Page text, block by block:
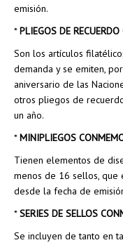
emisión.
*PLIEGOS DE
Son los artículos
demanda y se emiten,
aniversario de las
otros pliegos de
un año.
*MINIPLIEGOS
Tienen elementos de
menos de 16 sellos, que
desde la fecha de
*SERIES DE SELLOS
Se incluyen de tanto en